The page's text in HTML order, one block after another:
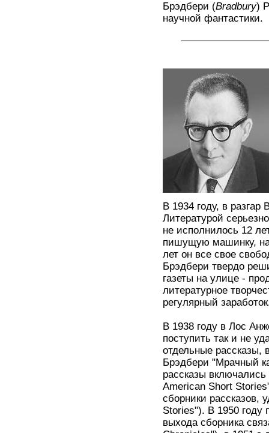
Брэдбери (Bradbury)
научной фантастики.
В 1934 году, в
Литературой
не исполнилось 12
пишущую машинку, на
лет он все свое
Брэдбери твердо
газеты на улице -
литературное
регулярный
В 1938 году в Лос
поступить так и не
отдельные рассказы,
Брэдбери "Мрачный
рассказы
American Short
сборники рассказов,
Stories"). В 1950 году
выхода сборника